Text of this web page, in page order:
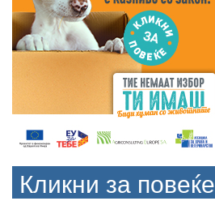
Кликни за повеќе